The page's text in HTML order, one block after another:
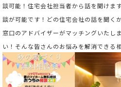
談可能！住宅会社担当者から話を聞けま
談が可能です！どの住宅会社の話を聞く
窓口のアドバイザーがマッチングいたし
い！そんな皆さんのお悩みを解消できる